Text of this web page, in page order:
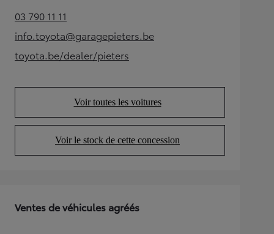
03 790 11 11(Opens in new tab)
info.toyota@garagepieters.be
(Opens in new tab)
toyota.be/dealer/pieters
(Opens in new tab)
Voir toutes les voitures
(Opens in new tab)
Voir le stock de cette concession
(Opens in new tab)
Ventes de véhicules agréés